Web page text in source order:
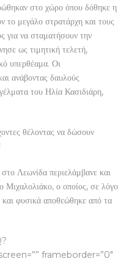
στο χώρο όπου δόθηκε η
μεγάλο στρατάρχη και τους
για να σταματήσουν την
ως τιμητική τελετή,
υπερθέαμα. Οι
ανάβοντας δαυλούς
του Ηλία Κασιδιάρη,
θέλοντας να δώσουν
στο Λεωνίδα περιελάμβανε και
Μιχαλολιάκο, ο οποίος, σε λόγο
και φυσικά αποθεώθηκε από τα
frameborder=”0″